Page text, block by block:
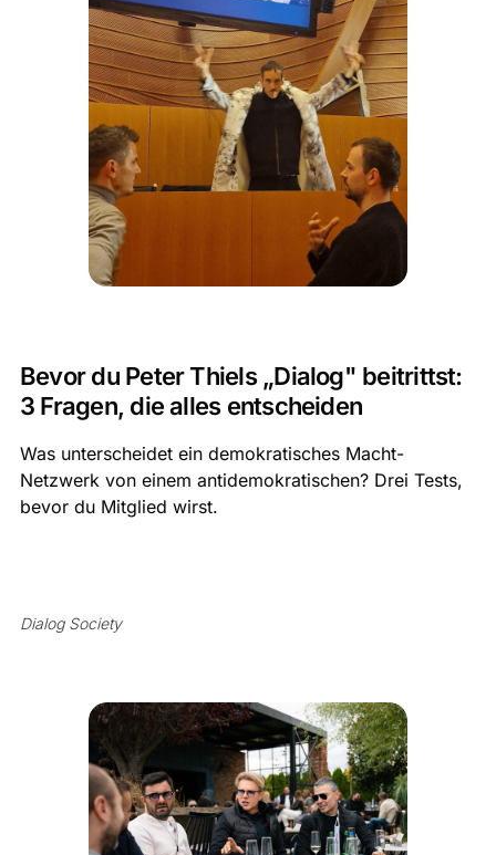
Bevor du Peter Thiels „Dialog" beitrittst:
3 Fragen, die alles entscheiden
Was unterscheidet ein demokratisches Macht-
Netzwerk von einem antidemokratischen? Drei Tests,
bevor du Mitglied wirst.
Dialog Society